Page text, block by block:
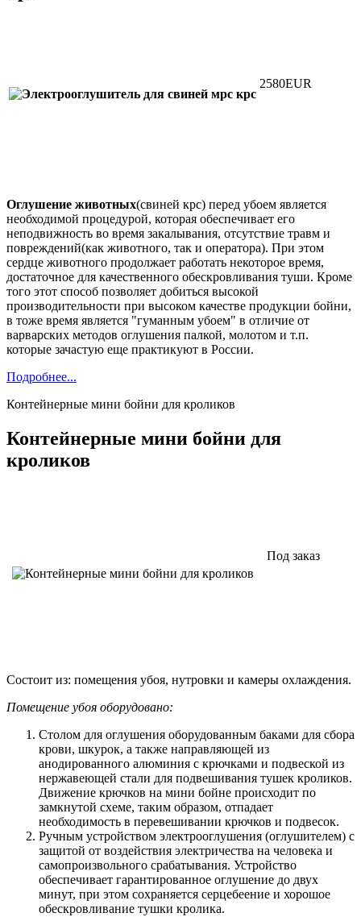
2580EUR
Оглушение животных(свиней крс) перед убоем является
необходимой процедурой, которая обеспечивает его
неподвижность во время закалывания, отсутствие травм и
повреждений(как животного, так и оператора). При этом
сердце животного продолжает работать некоторое время,
достаточное для качественного обескровливания туши. Кроме
того этот способ позволяет добиться высокой
производительности при высоком качестве продукции бойни,
в тоже время является "гуманным убоем" в отличие от
варварских методов оглушения палкой, молотом и т.п.
которые зачастую еще практикуют в России.
Подробнее...
Контейнерные мини бойни для кроликов
Контейнерные мини бойни для
кроликов
Под заказ
Состоит из: помещения убоя, нутровки и камеры охлаждения.
Помещение убоя оборудовано:
Столом для оглушения оборудованным баками для сбора
крови, шкурок, а также направляющей из
анодированного алюминия с крючками и подвеской из
нержавеющей стали для подвешивания тушек кроликов.
Движение крючков на мини бойне происходит по
замкнутой схеме, таким образом, отпадает
необходимость в перевешивании крючков и подвесок.
Ручным устройством электрооглушения (оглушителем) с
защитой от воздействия электричества на человека и
самопроизвольного срабатывания. Устройство
обеспечивает гарантированное оглушение до двух
минут, при этом сохраняется серцебеение и хорошое
обескровливание тушки кролика.